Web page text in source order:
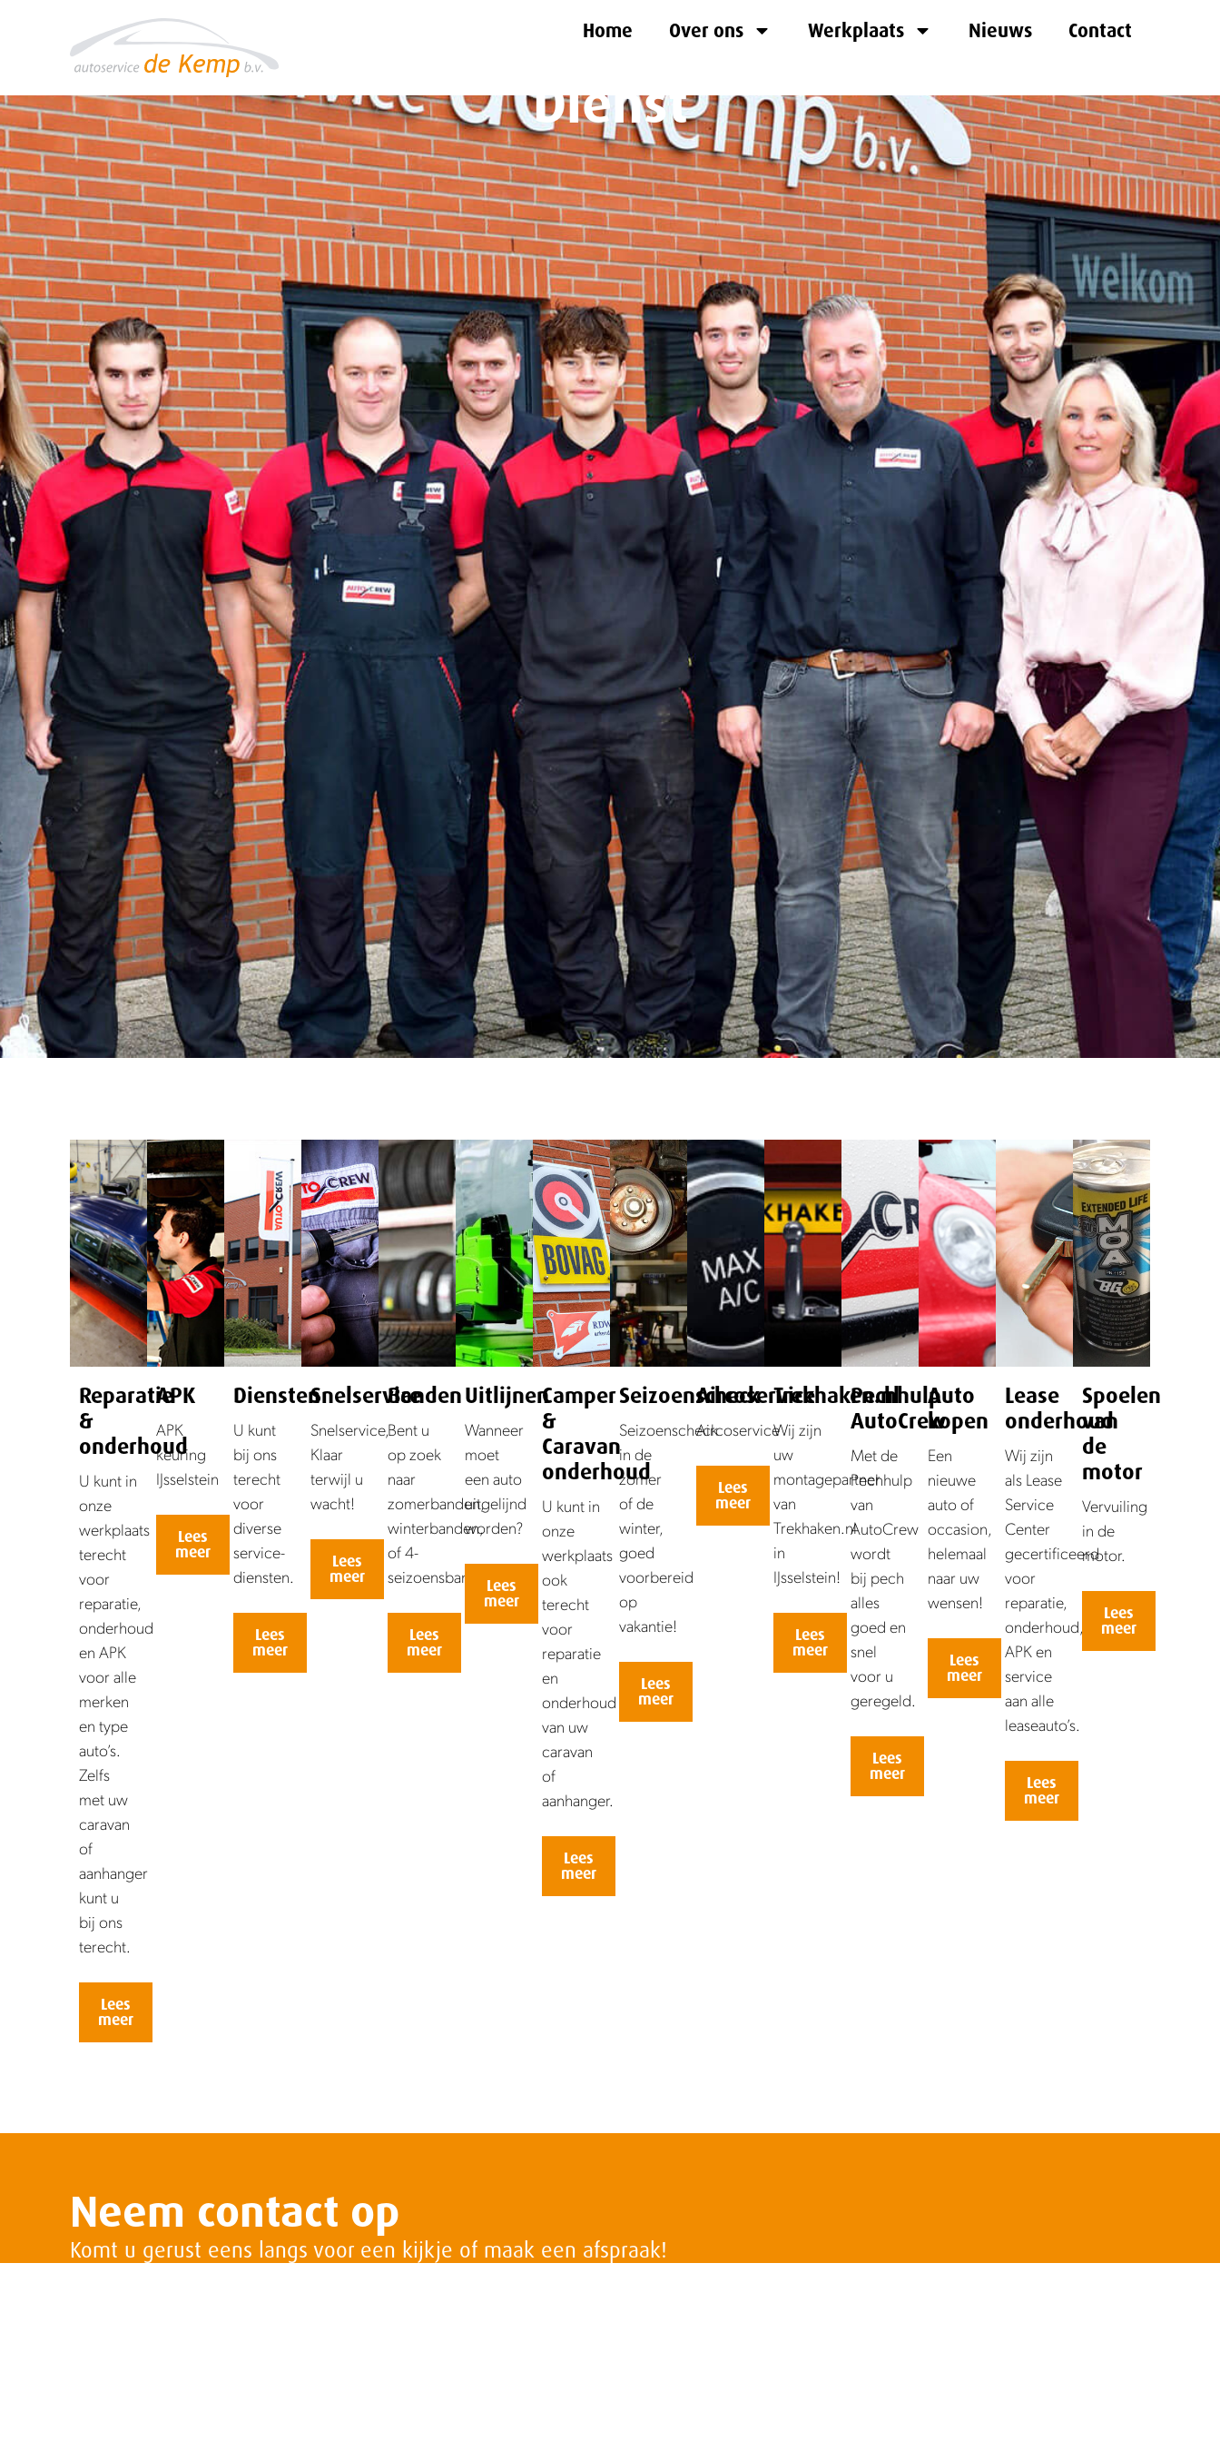
Home Over ons Werkplaats Nieuws Contact
Dienst
Reparatie
&
onderhoud
U kunt in
onze
werkplaats
terecht
voor
reparatie,
onderhoud
en APK
voor alle
merken
en type
auto’s.
Zelfs
met uw
caravan
of
aanhanger
kunt u
bij ons
terecht.
Lees
meer
APK
APK
keuring
IJsselstein
Lees
meer
Diensten
U kunt
bij ons
terecht
voor
diverse
service-
diensten.
Lees
meer
Snelservice
Snelservice,
Klaar
terwijl u
wacht!
Lees
meer
Banden
Bent u
op zoek
naar
zomerbanden,
winterbanden,
of 4-
seizoensbanden?
Lees
meer
Uitlijnen
Wanneer
moet
een auto
uitgelijnd
worden?
Lees
meer
Camper
&
Caravan
onderhoud
U kunt in
onze
werkplaats
ook
terecht
voor
reparatie
en
onderhoud
van uw
caravan
of
aanhanger.
Lees
meer
Seizoenscheck
Seizoenscheck
in de
zomer
of de
winter,
goed
voorbereid
op
vakantie!
Lees
meer
Aircoservice
Aircoservice
Lees
meer
Trekhaken.nl
Wij zijn
uw
montagepartner
van
Trekhaken.nl
in
IJsselstein!
Lees
meer
Pechhulp
AutoCrew
Met de
Pechhulp
van
AutoCrew
wordt
bij pech
alles
goed en
snel
voor u
geregeld.
Lees
meer
Auto
kopen
Een
nieuwe
auto of
occasion,
helemaal
naar uw
wensen!
Lees
meer
Lease
onderhoud
Wij zijn
als Lease
Service
Center
gecertificeerd
voor
reparatie,
onderhoud,
APK en
service
aan alle
leaseauto’s.
Lees
meer
Spoelen
van
de
motor
Vervuiling
in de
motor.
Lees
meer
Neem contact op
Komt u gerust eens langs voor een kijkje of maak een afspraak!